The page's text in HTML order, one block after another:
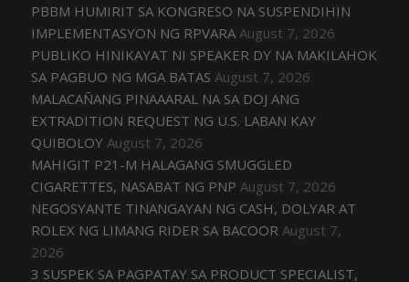
PBBM HUMIRIT SA KONGRESO NA SUSPENDIHIN
IMPLEMENTASYON NG RPVARA August 7, 2026
PUBLIKO HINIKAYAT NI SPEAKER DY NA MAKILAHOK
SA PAGBUO NG MGA BATAS August 7, 2026
MALACAÑANG PINAAARAL NA SA DOJ ANG
EXTRADITION REQUEST NG U.S. LABAN KAY
QUIBOLOY August 7, 2026
MAHIGIT P21-M HALAGANG SMUGGLED
CIGARETTES, NASABAT NG PNP August 7, 2026
NEGOSYANTE TINANGAYAN NG CASH, DOLYAR AT
ROLEX NG LIMANG RIDER SA BACOOR August 7,
2026
3 SUSPEK SA PAGPATAY SA PRODUCT SPECIALIST,